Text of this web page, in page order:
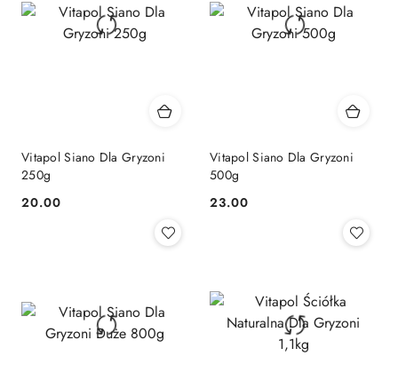
Vitapol Siano Dla Gryzoni
250g
Cena:
20.00
Vitapol Siano Dla Gryzoni
500g
Cena:
23.00